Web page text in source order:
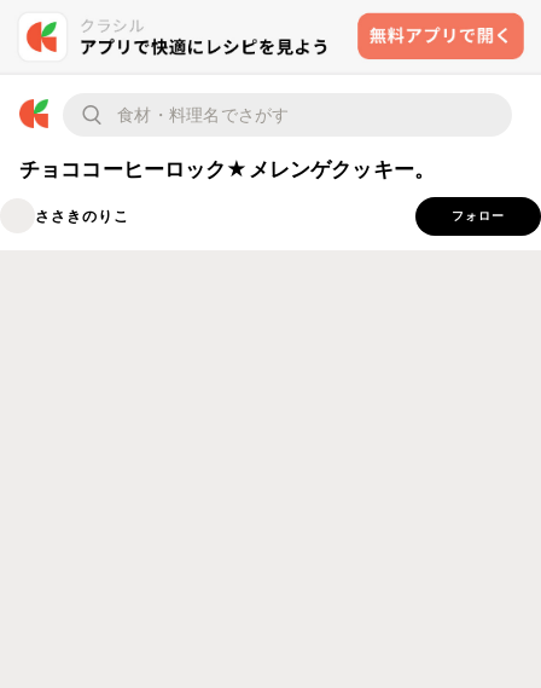
チョココーヒーロック★メレンゲクッキー。
ささきのりこ フォロー